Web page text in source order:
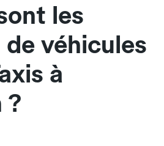
les
véhicules
à
?